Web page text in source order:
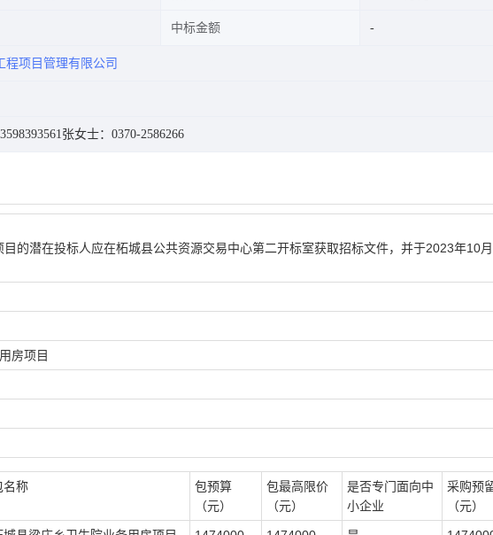
中标金额
程项目管理有限公司
张女士：0370-2586266
目的潜在投标人应在柘城县公共资源交易中心第二开标室获取招标文件，并于2023年10
房项目
名称
包预算
（元）
包最高限价
（元）
是否专门面向中
小企业
采购预
（元）